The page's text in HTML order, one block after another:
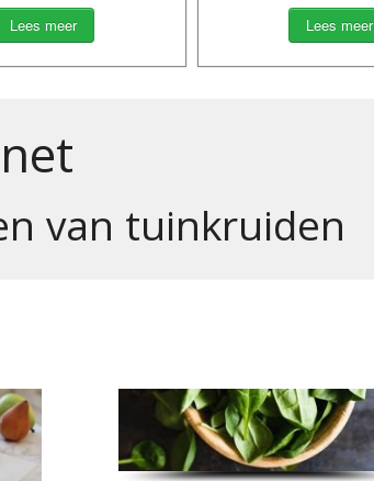
Lees meer Lees meer
van tuinkruiden